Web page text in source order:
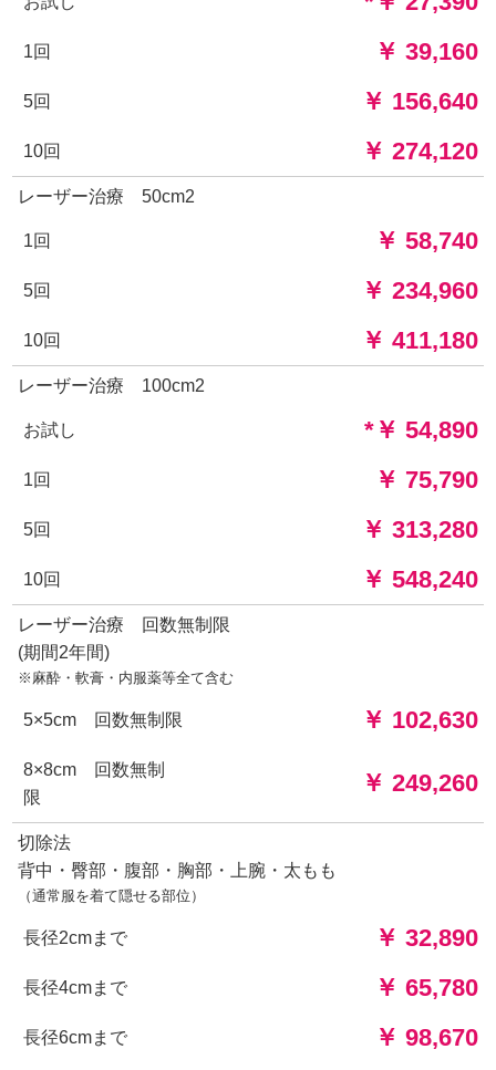
1回 ￥ 39,160
5回 ￥ 156,640
10回 ￥ 274,120
レーザー治療 50cm2
1回 ￥ 58,740
5回 ￥ 234,960
10回 ￥ 411,180
レーザー治療 100cm2
お試し *￥ 54,890
1回 ￥ 75,790
5回 ￥ 313,280
10回 ￥ 548,240
レーザー治療 回数無制限
(期間2年間)
※麻酔・軟膏・内服薬等全て含む
5×5cm 回数無制限 ￥ 102,630
8×8cm 回数無制
限
￥ 249,260
切除法
背中・臀部・腹部・胸部・上腕・太もも
（通常服を着て隠せる部位）
長径2cmまで ￥ 32,890
長径4cmまで ￥ 65,780
長径6cmまで ￥ 98,670